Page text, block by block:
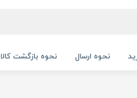
نحوه ارسال نحوه بازگشت کالا